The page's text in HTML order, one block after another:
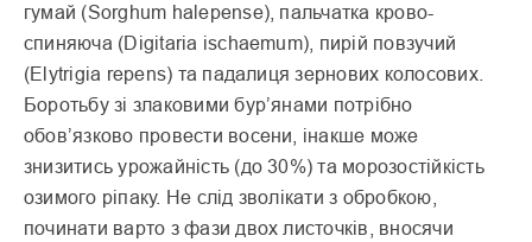
гумай (Sorghum halepense), пальчатка крово-
спиняюча (Digitaria ischaemum), пирій повзучий
(Elytrigia repens) та падалиця зернових колосових.
Боротьбу зі злаковими бур’янами потрібно
обов’язково провести восе­ни, інакше може
знизитись урожайність (до 30%) та морозостійкість
озимого ріпаку. Не слід зволікати з обробкою,
починати варто з фази двох листочків, вносячи